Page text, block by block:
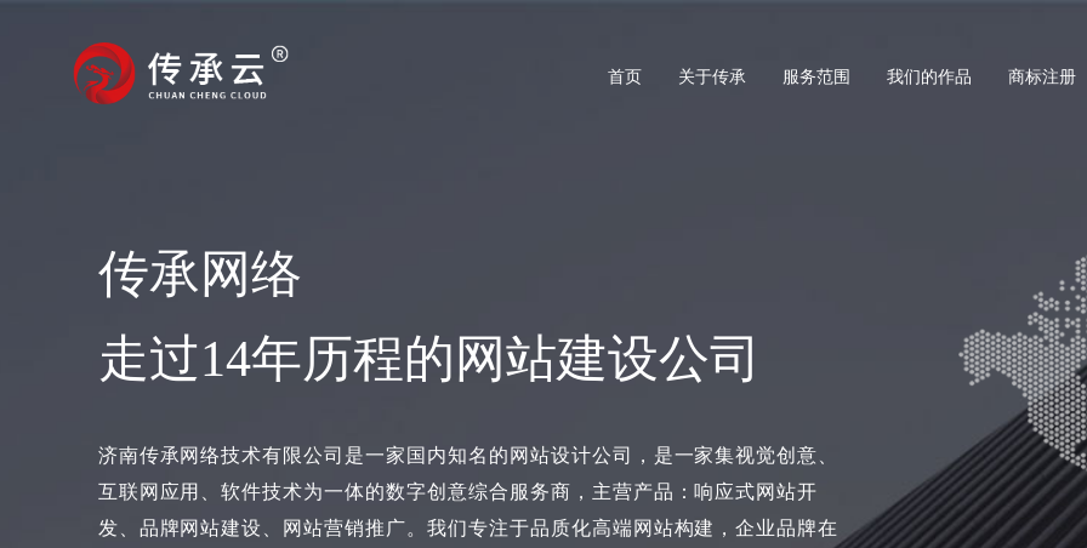
首页 关于传承 服务范围 我们的作品 商标注册
传承网络
走过14年历程的网站建设公司
济南传承网络技术有限公司是一家国内知名的网站设计公司，是一家集视觉创意、
互联网应用、软件技术为一体的数字创意综合服务商，主营产品：响应式网站开
发、品牌网站建设、网站营销推广。我们专注于品质化高端网站构建，企业品牌在